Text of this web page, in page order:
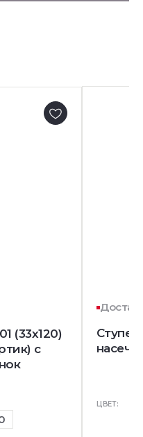
(33x120)
с
ЦВЕТ: